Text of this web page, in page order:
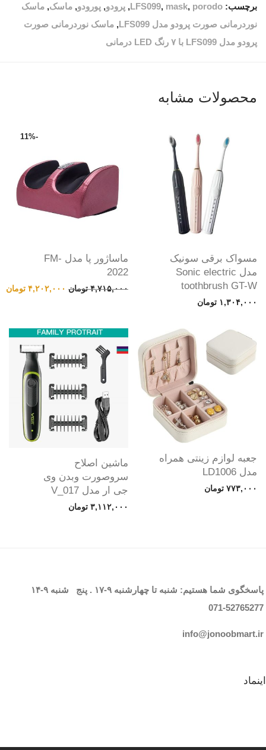
برچسب:
LFS099, mask, porodo
, پرودو, پورودو, ماسک, ماسک
نوردرمانی صورت پرودو مدل LFS099
, ماسک نوردرمانی صورت
پرودو مدل LFS099 با ۷ رنگ LED درمانی
محصولات مشابه
مسواک برقی سونیک
مدل Sonic electric
toothbrush GT-W
۱,۳۰۴,۰۰۰ تومان
-
11%
ماساژور پا مدل FM-
2022
۴,۷۱۵,۰۰۰ تومان قیمت اصلی: ۴,۷۱۵,۰۰۰ تومان بود.
۴,۲۰۲,۰۰۰ تومان
جعبه لوازم زینتی همراه
مدل LD1006
۷۷۳,۰۰۰ تومان
ماشین اصلاح
سروصورت وبدن وی
جی ار مدل V_017
۳,۱۱۲,۰۰۰ تومان
پاسخگوی شما هستیم: شنبه تا چهارشنبه ۹-۱۷ . پنج شنبه ۹-۱۴
071-52765277
info@jonoobmart.ir
اینماد